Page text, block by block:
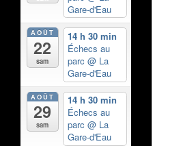
Gare-d'Eau
AOÛT
22
sam
14 h 30 min
Échecs au
parc @ La
Gare-d'Eau
AOÛT
29
sam
14 h 30 min
Échecs au
parc @ La
Gare-d'Eau